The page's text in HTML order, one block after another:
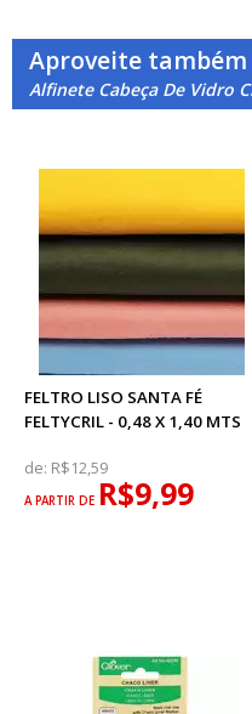
Aproveite também
Alfinete Cabeça De Vidro
FELTRO LISO SANTA FÉ
FELTYCRIL - 0,48 X 1,40 MTS
de: R$12,59
A PARTIR DE R$9,99